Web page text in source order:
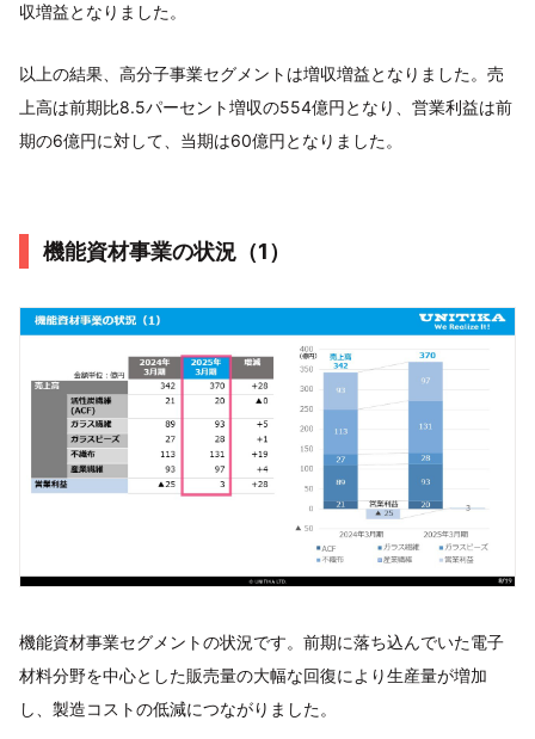
収増益となりました。
以上の結果、高分子事業セグメントは増収増益となりました。売
上高は前期比8.5パーセント増収の554億円となり、営業利益は前
期の6億円に対して、当期は60億円となりました。
機能資材事業の状況（1）
機能資材事業セグメントの状況です。前期に落ち込んでいた電子
材料分野を中心とした販売量の大幅な回復により生産量が増加
し、製造コストの低減につながりました。